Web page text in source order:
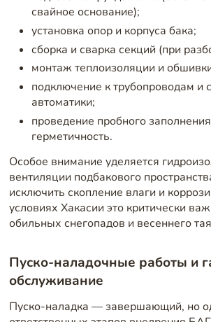
свайное основание);
установка опор и корпуса бака;
сборка и сварка секций (при
монтаж теплоизоляции и
подключение к трубопроводам и
автоматики;
проведение пробного
герметичность.
Особое внимание уделяется
вентиляции подбакового
исключить скопление влаги и
условиях Хакасии это критически
обильных снегопадов и весеннего
Пуско-наладочные работы и
обслуживание
Пуско-наладка — завершающий, но